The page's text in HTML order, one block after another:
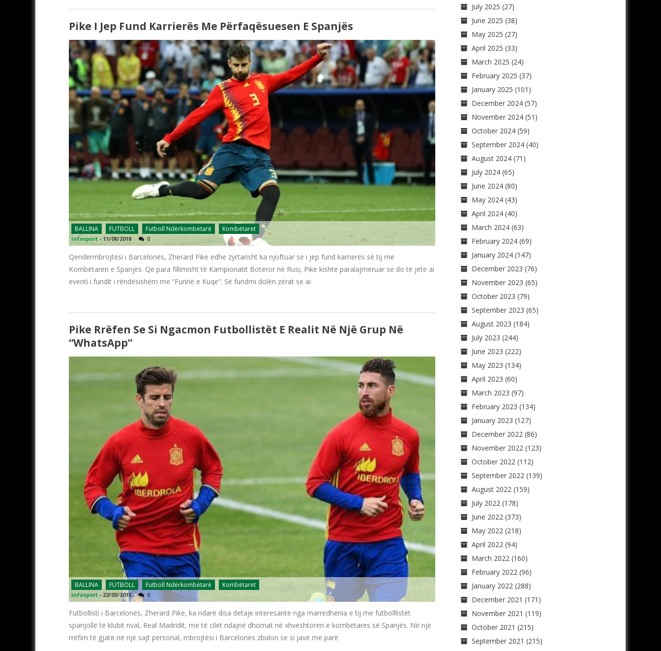
Pike I Jep Fund Karrierës Me Përfaqësuesen E Spanjës
BALLINA FUTBOLL Futboll Ndërkombëtarë Kombëtaret
infosport - 11/08/2018 0
Qendërmbrojtësi i Barcelonës, Zherard Pike edhe zyrtarisht ka njoftuar se i jep fund karrierës së tij me
Kombëtaren e Spanjës. Që para fillimisht të Kampionatit Botëror në Rusi, Pike kishte paralajmëruar se do të jetë ai
eventi i fundit i rëndësishëm me “Furinë e Kuqe”. Së fundmi dolën zërat se ai
Pike Rrëfen Se Si Ngacmon Futbollistët E Realit Në Një Grup Në
“WhatsApp”
BALLINA FUTBOLL Futboll Ndërkombëtarë Kombëtaret
infosport - 22/03/2018 0
Futbollisti i Barcelonës, Zherard Pike, ka ndarë disa detaje interesante nga marrëdhënia e tij me futbolllistët
spanjollë të klubit rival, Real Madridit, me të cilët ndajnë dhomat në xhveshtoren e kombëtares së Spanjës. Në një
rrëfim të gjatë në një sajt personal, mbrojtësi i Barcelonës zbulon se si javë më parë
July 2025 (27)
June 2025 (38)
May 2025 (27)
April 2025 (33)
March 2025 (24)
February 2025 (37)
January 2025 (101)
December 2024(57)
November 2024(51)
October 2024(59)
September 2024(40)
August 2024(71)
July 2024(65)
June 2024(80)
May 2024(43)
April 2024(40)
March 2024(63)
February 2024(69)
January 2024(147)
December 2023 (76)
November 2023 (65)
October 2023 (79)
September 2023 (65)
August 2023 (184)
July 2023 (244)
June 2023 (222)
May 2023 (134)
April 2023 (60)
March 2023 (97)
February 2023 (134)
January 2023 (127)
December 2022(86)
November 2022(123)
October 2022(112)
September 2022(139)
August 2022(159)
July 2022(178)
June 2022(373)
May 2022(218)
April 2022(94)
March 2022(160)
February 2022(96)
January 2022(288)
December 2021 (171)
November 2021 (119)
October 2021 (215)
September 2021 (215)